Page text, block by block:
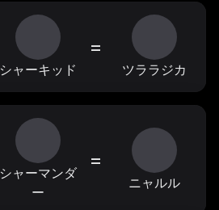
シャーキッド
=
ツララジカ
シャーマンダ
ー
=
ニャルル